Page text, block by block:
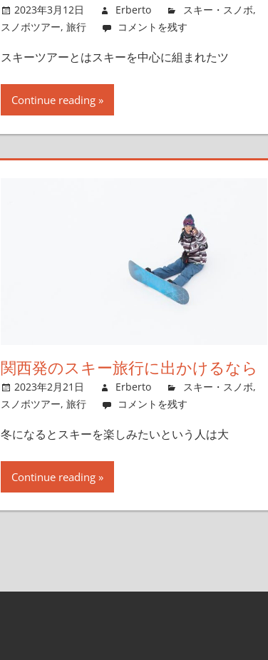
2023年3月12日 Erberto スキー・スノボ,
スノボツアー, 旅行 コメントを残す
スキーツアーとはスキーを中心に組まれたツ
Continue reading
関西発のスキー旅行に出かけるなら
2023年2月21日 Erberto スキー・スノボ,
スノボツアー, 旅行 コメントを残す
冬になるとスキーを楽しみたいという人は大
Continue reading